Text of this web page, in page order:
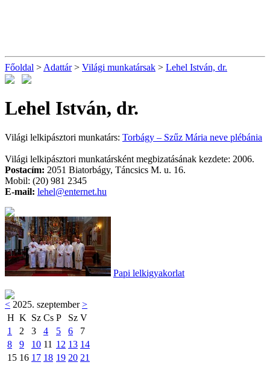
Főoldal > Adattár> Világi munkatársak > Lehel István, dr.
Lehel István, dr.
Világi lelkipásztori munkatárs: Torbágy – Szűz Mária neve plébánia
Világi lelkipásztori munkatársként megbizatásának kezdete: 2006.
Postacím: 2051 Biatorbágy, Táncsics M. u. 16.
Mobil: (20) 981 2345
E-mail: lehel@enternet.hu
Papi lelkigyakorlat
< 2025. szeptember>
H K Sz Cs P Sz V
1
2 3 4 5 6
7
8
9 10 11 12 13 14
15 16 17 18 19 20 21